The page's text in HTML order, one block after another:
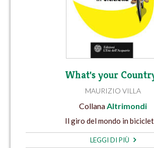
What's your
MAURIZIO VILLA
Collana Altrimondi
Il giro del mondo in
LEGGI DI PIÙ